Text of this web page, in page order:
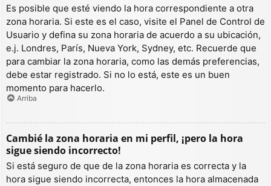
Es posible que esté viendo la hora correspondiente a otra
zona horaria. Si este es el caso, visite el Panel de Control de
Usuario y defina su zona horaria de acuerdo a su ubicación,
e.j. Londres, París, Nueva York, Sydney, etc. Recuerde que
para cambiar la zona horaria, como las demás preferencias,
debe estar registrado. Si no lo está, este es un buen
momento para hacerlo.
Arriba
Cambié la zona horaria en mi perfil, ¡pero la hora
sigue siendo incorrecto!
Si está seguro de que de la zona horaria es correcta y la
hora sigue siendo incorrecta, entonces la hora almacenada